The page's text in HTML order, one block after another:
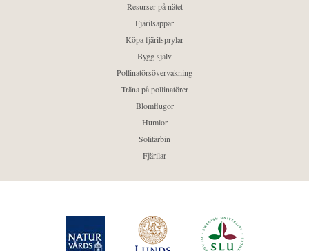
Resurser på nätet
Fjärilsappar
Köpa fjärilsprylar
Bygg själv
Pollinatörsövervakning
Träna på pollinatörer
Blomflugor
Humlor
Solitärbin
Fjärilar